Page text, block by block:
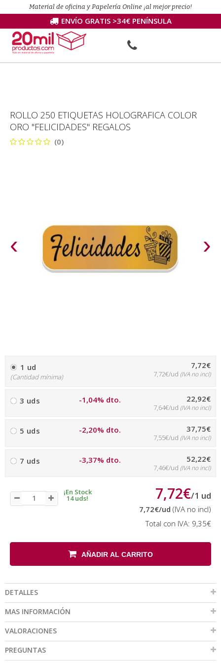
Material de oficina y Papelería Online ¡al mejor precio!
ENVÍO GRATIS >34€ PENÍNSULA
ROLLO 250 ETIQUETAS HOLOGRAFICA COLOR
ORO "FELICIDADES" REGALOS
(0)
‹ ›
1 ud
(Cantidad mínima)
7,72€
7,72€/ud (IVA no incl)
3 uds -1,04% dto. 22,92€
7,64€/ud (IVA no incl)
5 uds -2,20% dto. 37,75€
7,55€/ud (IVA no incl)
7 uds -3,37% dto. 52,22€
7,46€/ud (IVA no incl)
¡En Stock
14 uds! 7,72€/1 ud
7,72€/ud (IVA no incl)
Total con IVA: 9,35€
AÑADIR AL CARRITO
DETALLES
MAS INFORMACIÓN
VALORACIONES
PREGUNTAS